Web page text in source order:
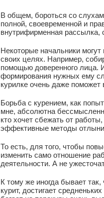
В общем, бороться со
полной, своевременной и
внутрифирменная рассылка,
Некоторые начальники
своих целях. Например,
помощью доверенного
формирования нужных ему
курилке очень даже
Борьба с курением, как
мне, абсолютна
кто хочет сбежать от
эффективные методы
То есть, для того, чтобы
изменить само отношение
деятельности. А не
К тому же иногда бывает так,
курит, достигает